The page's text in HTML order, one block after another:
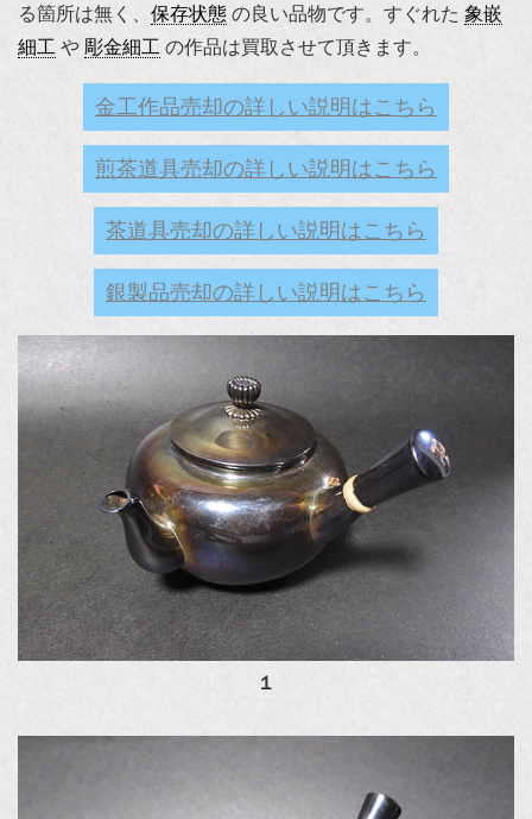
る箇所は無く、 保存状態 の良い品物です。すぐれた 象嵌
細工 や 彫金細工 の作品は買取させて頂きます。
金工作品売却の詳しい説明はこちら
煎茶道具売却の詳しい説明はこちら
茶道具売却の詳しい説明はこちら
銀製品売却の詳しい説明はこちら
１